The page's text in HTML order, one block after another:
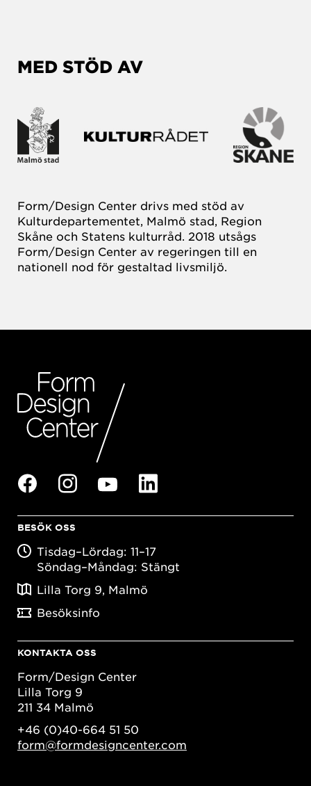
MED STÖD AV
Form/Design Center drivs med stöd av
Kulturdepartementet, Malmö stad, Region
Skåne och Statens kulturråd. 2018 utsågs
Form/Design Center av regeringen till en
nationell nod för gestaltad livsmiljö.
BESÖK OSS
Tisdag–Lördag: 11–17
Söndag–Måndag: Stängt
Lilla Torg 9, Malmö
Besöksinfo
KONTAKTA OSS
Form/Design Center
Lilla Torg 9
211 34 Malmö
+46 (0)40-664 51 50
form@formdesigncenter.com